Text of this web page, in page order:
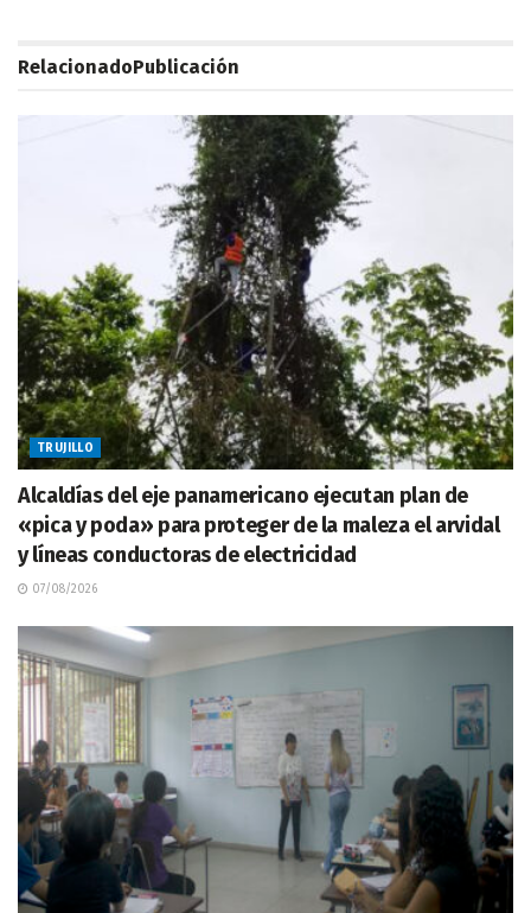
RelacionadoPublicación
TRUJILLO
Alcaldías del eje panamericano ejecutan plan de
«pica y poda» para proteger de la maleza el arvidal
y líneas conductoras de electricidad
07/08/2026